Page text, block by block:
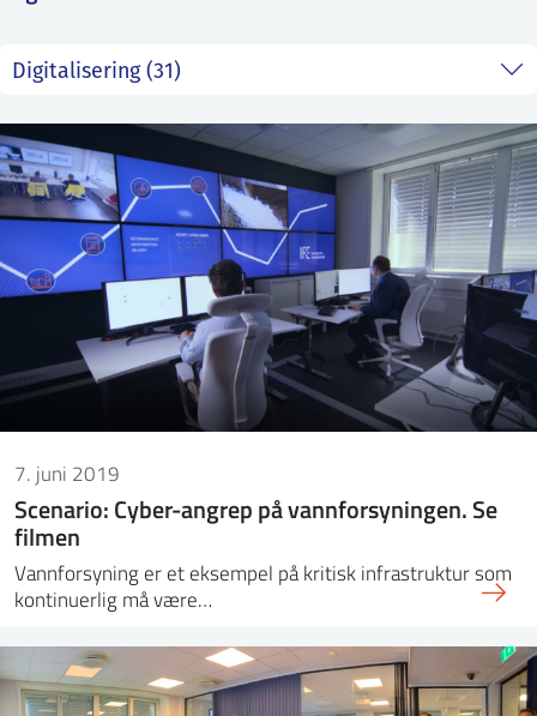
ENGLISH
7. juni 2019
Scenario: Cyber-angrep på vannforsyningen. Se
filmen
Vannforsyning er et eksempel på kritisk infrastruktur som
kontinuerlig må være…